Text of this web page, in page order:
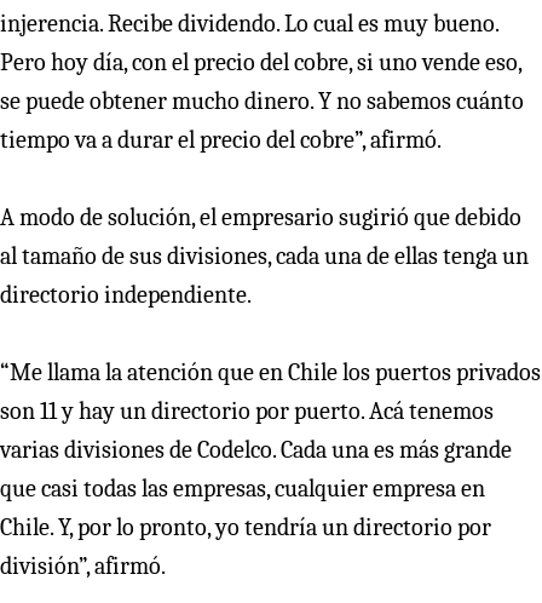
injerencia. Recibe dividendo. Lo cual es muy bueno.
Pero hoy día, con el precio del cobre, si uno vende eso,
se puede obtener mucho dinero. Y no sabemos cuánto
tiempo va a durar el precio del cobre”, afirmó.
A modo de solución, el empresario sugirió que debido
al tamaño de sus divisiones, cada una de ellas tenga un
directorio independiente.
“Me llama la atención que en Chile los puertos privados
son 11 y hay un directorio por puerto. Acá tenemos
varias divisiones de Codelco. Cada una es más grande
que casi todas las empresas, cualquier empresa en
Chile. Y, por lo pronto, yo tendría un directorio por
división”, afirmó.